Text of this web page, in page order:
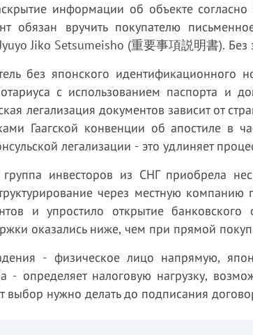
информации об объекте
обязан вручить покупателю
Jiko Setsumeisho (重要事項説明書).
без японского
с использованием паспорта и
легализация документов зависит от
Гаагской конвенции об апостиле в
легализации - это удлиняет
инвесторов из СНГ приобрела
через местную компанию
и упростило открытие
оказались ниже, чем при прямой
- физическое лицо напрямую,
- определяет налоговую нагрузку,
выбор нужно делать до подписания